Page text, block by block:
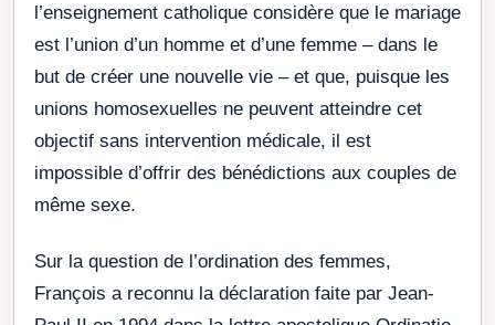
l’enseignement catholique considère que le mariage
est l’union d’un homme et d’une femme – dans le
but de créer une nouvelle vie – et que, puisque les
unions homosexuelles ne peuvent atteindre cet
objectif sans intervention médicale, il est
impossible d’offrir des bénédictions aux couples de
même sexe.
Sur la question de l’ordination des femmes,
François a reconnu la déclaration faite par Jean-